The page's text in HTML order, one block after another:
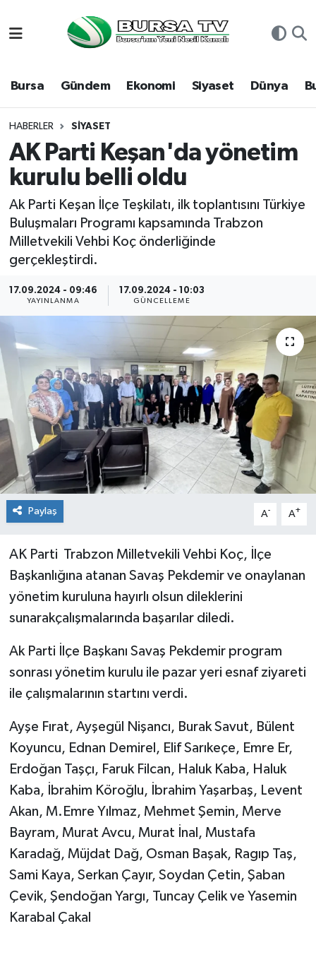
Bursa Gündem Ekonomi Siyaset Dünya
HABERLER SIYASET
AK Parti Keşan'da yönetim
kurulu belli oldu
Ak Parti Keşan İlçe Teşkilatı, ilk toplantısını Türkiye
Buluşmaları Programı kapsamında Trabzon
Milletvekili Vehbi Koç önderliğinde
gerçekleştirdi.
17.09.2024 - 09:46
YAYINLANMA
17.09.2024 - 10:03
GÜNCELLEME
Paylaş A- A+
AK Parti Trabzon Milletvekili Vehbi Koç, İlçe
Başkanlığına atanan Savaş Pekdemir ve onaylanan
yönetim kuruluna hayırlı olsun dileklerini
sunarakçalışmalarında başarılar diledi.
Ak Parti İlçe Başkanı Savaş Pekdemir program
sonrası yönetim kurulu ile pazar yeri esnaf ziyareti
ile çalışmalarının startını verdi.
Ayşe Fırat, Ayşegül Nişancı, Burak Savut, Bülent
Koyuncu, Ednan Demirel, Elif Sarıkeçe, Emre Er,
Erdoğan Taşçı, Faruk Filcan, Haluk Kaba, Haluk
Kaba, İbrahim Köroğlu, İbrahim Yaşarbaş, Levent
Akan, M.Emre Yılmaz, Mehmet Şemin, Merve
Bayram, Murat Avcu, Murat İnal, Mustafa
Karadağ, Müjdat Dağ, Osman Başak, Ragıp Taş,
Sami Kaya, Serkan Çayır, Soydan Çetin, Şaban
Çevik, Şendoğan Yargı, Tuncay Çelik ve Yasemin
Karabal Çakal
Bursa
Dünya
Eğitim
Ekonomi
Genel
Gündem
Magazin
Siyaset
Spor
Teknoloji
Türkiye
Hava Durumu
Namaz Vakitleri
Trafik Durumu
Süper Lig Puan Durumu ve Fikstür
Tüm Manşetler
Son Dakika Haberleri
Haber Arşivi